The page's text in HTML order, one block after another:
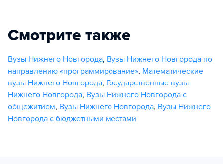
Смотрите также
Вузы Нижнего Новгорода, Вузы Нижнего Новгорода по
направлению «программирование», Математические
вузы Нижнего Новгорода, Государственные вузы
Нижнего Новгорода, Вузы Нижнего Новгорода с
общежитием, Вузы Нижнего Новгорода, Вузы Нижнего
Новгорода с бюджетными местами